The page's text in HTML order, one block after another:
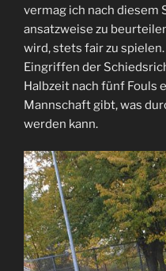
vermag ich nach diesem
ansatzweise zu
wird, stets fair zu
Eingriffen der
Halbzeit nach fünf Fouls
Mannschaft gibt, was
werden kann.